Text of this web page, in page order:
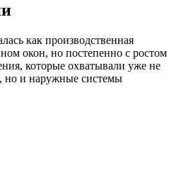
как производственная
окон, но постепенно с ростом
которые охватывали уже не
но и наружные системы